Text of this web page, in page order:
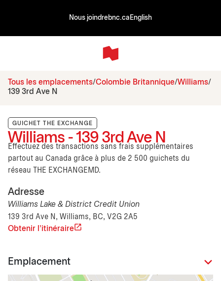
Nous joindrebnc.ca English
Tous les emplacements Colombie Britannique Williams
139 3rd Ave N
GUICHET THE EXCHANGE
Williams - 139 3rd Ave N
Effectuez des transactions sans frais supplémentaires
partout au Canada grâce à plus de 2 500 guichets du
réseau THE EXCHANGEMD.
Adresse
Williams Lake & District Credit Union
139 3rd Ave N, Williams, BC, V2G 2A5
Obtenir l'itinéraire
Emplacement